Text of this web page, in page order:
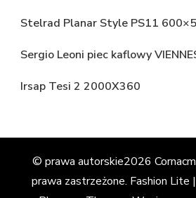
Stelrad Planar Style PS11
Sergio Leoni piec kaflowy
Irsap Tesi 2 2000X360
© prawa autorskie2026
prawa zastrzeżone. Fashion Lite